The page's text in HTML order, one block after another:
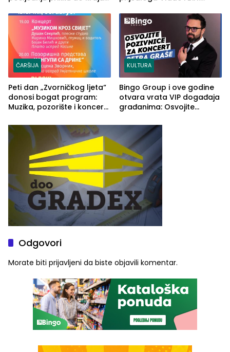
rješenje
ČARŠIJA
Peti dan „Zvorničkog ljeta“
donosi bogat program:
Muzika, pozorište i koncert
KULTURA
Bingo Group i ove godine
otvara vrata VIP događaja
građanima: Osvojite
Graše
Odgovori
Morate biti prijavljeni da biste objavili komentar.